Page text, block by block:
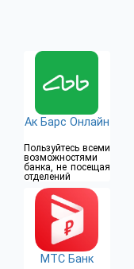
Ак Барс Онлайн
Пользуйтесь всеми
возможностями
банка, не посещая
отделений
МТС Банк